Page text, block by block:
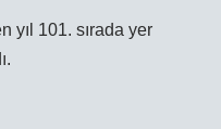
yıl 101. sırada yer